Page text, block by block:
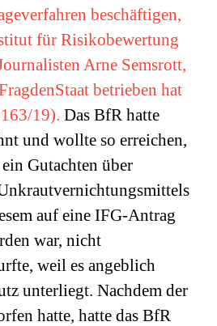
beschäftigen,
für Risikobewertung
Arne Semsrott,
betrieben hat
19). Das BfR hatte
und wollte so erreichen,
Gutachten über
auf eine IFG-Antrag
war, nicht
weil es angeblich
unterliegt. Nachdem der
hatte, hatte das BfR